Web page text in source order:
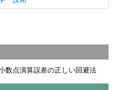
数点演算誤差の正しい回避法